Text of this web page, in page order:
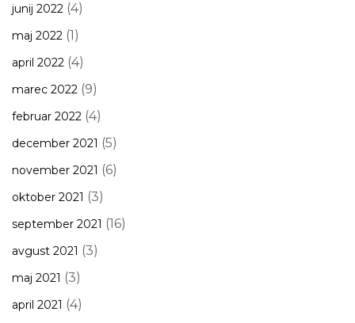
junij 2022 (4)
maj 2022 (1)
april 2022 (4)
marec 2022 (9)
februar 2022 (4)
december 2021 (5)
november 2021 (6)
oktober 2021 (3)
september 2021 (16)
avgust 2021 (3)
maj 2021 (3)
april 2021 (4)